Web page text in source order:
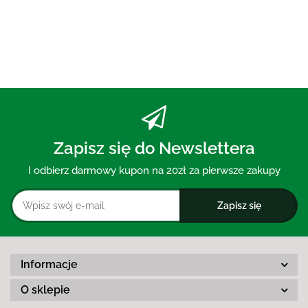
Zapisz się do Newslettera
I odbierz darmowy kupon na 20zł za pierwsze zakupy
Informacje
O sklepie